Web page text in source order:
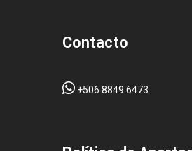
Contacto
+506 8849 6473